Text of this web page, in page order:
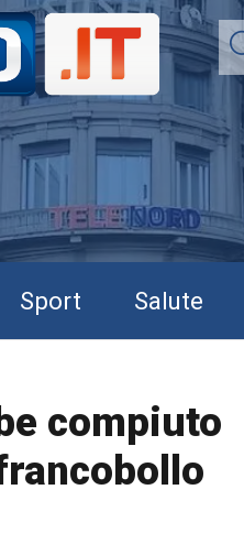
Sport Salute
compiuto